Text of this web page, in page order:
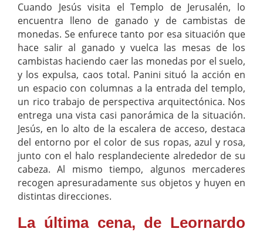
Cuando Jesús visita el Templo de Jerusalén, lo
encuentra lleno de ganado y de cambistas de
monedas. Se enfurece tanto por esa situación que
hace salir al ganado y vuelca las mesas de los
cambistas haciendo caer las monedas por el suelo,
y los expulsa, caos total. Panini situó la acción en
un espacio con columnas a la entrada del templo,
un rico trabajo de perspectiva arquitectónica. Nos
entrega una vista casi panorámica de la situación.
Jesús, en lo alto de la escalera de acceso, destaca
del entorno por el color de sus ropas, azul y rosa,
junto con el halo resplandeciente alrededor de su
cabeza. Al mismo tiempo, algunos mercaderes
recogen apresuradamente sus objetos y huyen en
distintas direcciones.
La última cena, de Leornardo